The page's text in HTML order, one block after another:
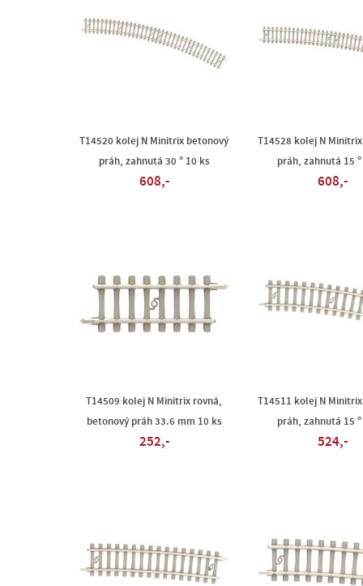
T14520 kolej N Minitrix betonový
práh, zahnutá 30 ° 10 ks
608,-
T14528 kolej N
práh, zahnutá 15
608,-
T14509 kolej N Minitrix rovná,
betonový práh 33.6 mm 10 ks
252,-
T14511 kolej N
práh, zahnutá 15
524,-